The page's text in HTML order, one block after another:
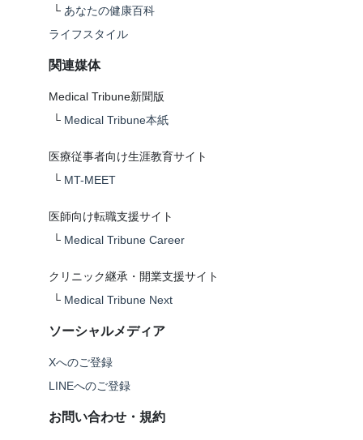
└ あなたの健康百科
ライフスタイル
関連媒体
Medical Tribune新聞版
└ Medical Tribune本紙
医療従事者向け生涯教育サイト
└ MT-MEET
医師向け転職支援サイト
└ Medical Tribune Career
クリニック継承・開業支援サイト
└ Medical Tribune Next
ソーシャルメディア
Xへのご登録
LINEへのご登録
お問い合わせ・規約